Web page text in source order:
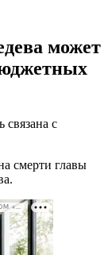
может
с
смерти главы
РЕКЛАМА • ООО СТРОИТЕЛЬНЫЙ ТОРГОВЫЙ ДОМ «ПЕТРОВИЧ». ИНН: 7802348846